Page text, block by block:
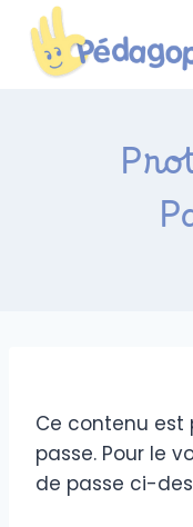
contenu
Ce contenu
passe. Pour le
de passe ci-